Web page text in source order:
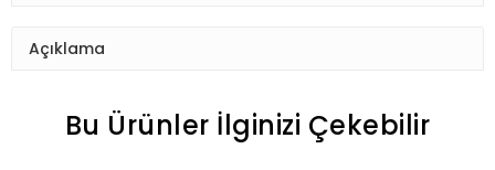
Açıklama
Bu Ürünler İlginizi Çekebilir